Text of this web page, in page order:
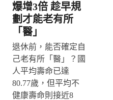
爆增3倍 趁早規
劃才能老有所
「醫」
退休前，能否確定自
己老有所「醫」？國
人平均壽命已達
80.77歲，但平均不
健康壽命則接近8